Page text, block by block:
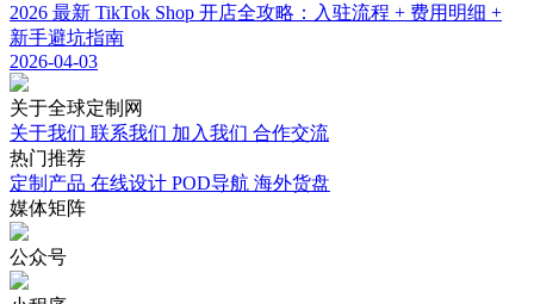
2026 最新 TikTok Shop 开店全攻略：入驻流程 + 费用明细 +
新手避坑指南
2026-04-03
关于全球定制网
关于我们 联系我们 加入我们 合作交流
热门推荐
定制产品 在线设计 POD导航 海外货盘
媒体矩阵
公众号